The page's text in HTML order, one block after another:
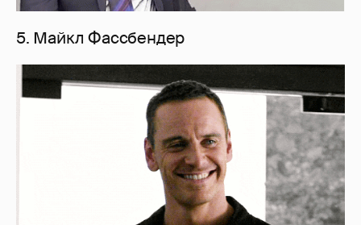
5. Майкл Фассбендер